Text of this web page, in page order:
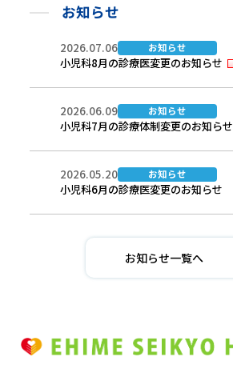
お知らせ
2026.07.06 お知らせ
小児科8月の診療医変更のお知らせ
2026.06.09 お知らせ
小児科7月の診療体制変更のお知らせ
2026.05.20 お知らせ
小児科6月の診療医変更のお知らせ
お知らせ一覧へ